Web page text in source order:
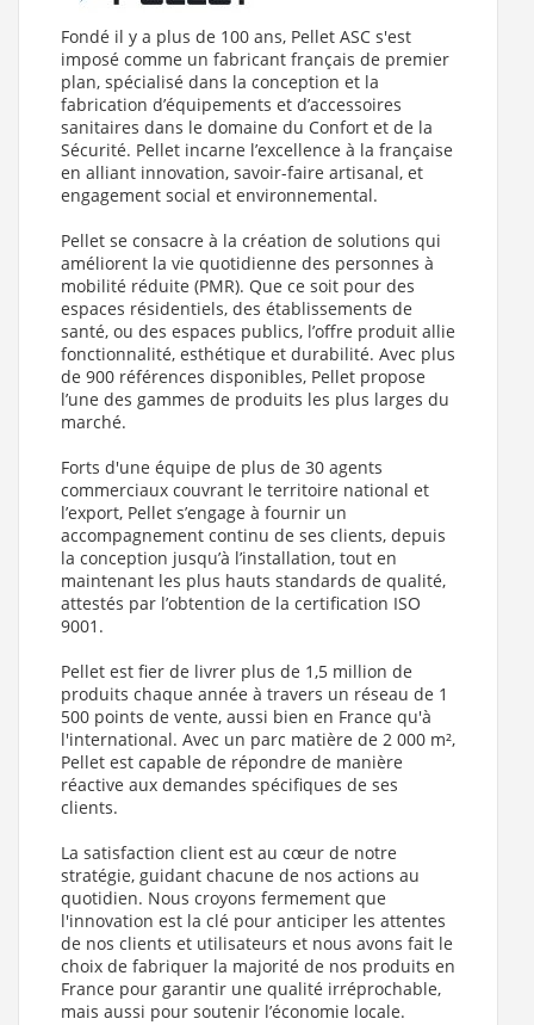
Fondé il y a plus de 100 ans, Pellet ASC s'est
imposé comme un fabricant français de premier
plan, spécialisé dans la conception et la
fabrication d’équipements et d’accessoires
sanitaires dans le domaine du Confort et de la
Sécurité. Pellet incarne l’excellence à la française
en alliant innovation, savoir-faire artisanal, et
engagement social et environnemental.
Pellet se consacre à la création de solutions qui
améliorent la vie quotidienne des personnes à
mobilité réduite (PMR). Que ce soit pour des
espaces résidentiels, des établissements de
santé, ou des espaces publics, l’offre produit allie
fonctionnalité, esthétique et durabilité. Avec plus
de 900 références disponibles, Pellet propose
l’une des gammes de produits les plus larges du
marché.
Forts d'une équipe de plus de 30 agents
commerciaux couvrant le territoire national et
l’export, Pellet s’engage à fournir un
accompagnement continu de ses clients, depuis
la conception jusqu’à l’installation, tout en
maintenant les plus hauts standards de qualité,
attestés par l’obtention de la certification ISO
9001.
Pellet est fier de livrer plus de 1,5 million de
produits chaque année à travers un réseau de 1
500 points de vente, aussi bien en France qu'à
l'international. Avec un parc matière de 2 000 m²,
Pellet est capable de répondre de manière
réactive aux demandes spécifiques de ses
clients.
La satisfaction client est au cœur de notre
stratégie, guidant chacune de nos actions au
quotidien. Nous croyons fermement que
l'innovation est la clé pour anticiper les attentes
de nos clients et utilisateurs et nous avons fait le
choix de fabriquer la majorité de nos produits en
France pour garantir une qualité irréprochable,
mais aussi pour soutenir l’économie locale.